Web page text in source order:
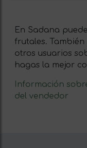
En Sadana
frutales.
otros usuarios
hagas la mejor
Información
del vendedor